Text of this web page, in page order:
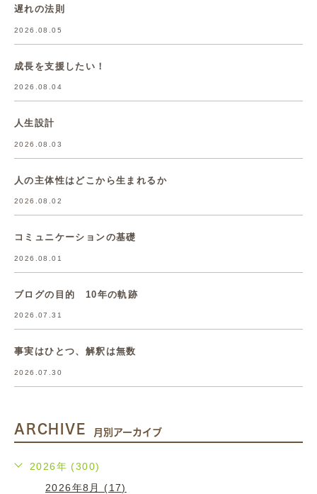
遅れの法則
2026.08.05
成長を支援したい！
2026.08.04
人生設計
2026.08.03
人の主体性はどこから生まれるか
2026.08.02
コミュニケーションの基礎
2026.08.01
ブログの目的 10年の軌跡
2026.07.31
事実はひとつ、解釈は無数
2026.07.30
ARCHIVE 月別アーカイブ
2026年 (300)
2026年8月 (17)